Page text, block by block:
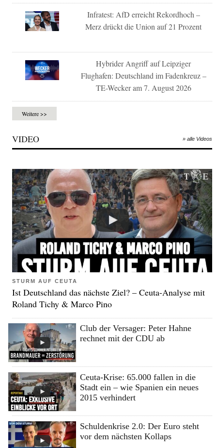
Infratest: AfD erreicht Rekordhoch –
Merz drückt die Union auf 21 Prozent
Hybrider Angriff auf Leipziger
Flughafen: Deutschland im Fadenkreuz –
TE-Wecker am 7. August 2026
Weitere >>
VIDEO » alle Videos
STURM AUF CEUTA
Ist Deutschland das nächste Ziel? – Ceuta-Analyse mit
Roland Tichy & Marco Pino
Club der Versager: Peter Hahne
rechnet mit der CDU ab
Ceuta-Krise: 65.000 fallen in die
Stadt ein – wie Spanien ein neues
2015 verhindert
Schuldenkrise 2.0: Der Euro steht
vor dem nächsten Kollaps